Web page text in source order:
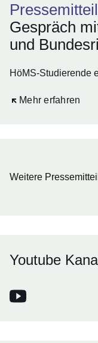
Gespräch
und
HöMS-Studierende
Mehr erfahren
Öffnet sich in einem
Weitere
Youtube
Youtube Kanal der
Öffnet sich in einem